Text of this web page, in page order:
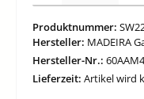
Produktnummer:
Hersteller: MADEIRA
Hersteller-Nr.:
Lieferzeit: Artikel wird